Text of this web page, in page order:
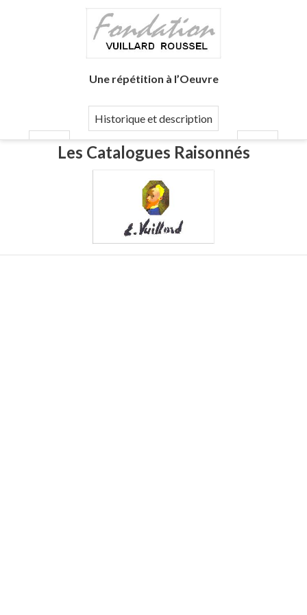
Une répétition à l’Oeuvre
Historique et description
Les Catalogues Raisonnés